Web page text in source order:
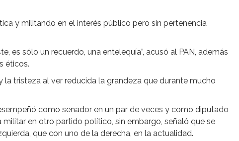
y militando en el interés público pero sin pertenencia
es sólo un recuerdo, una entelequía”, acusó al PAN, además
éticos.
la tristeza al ver reducida la grandeza que durante mucho
como senador en un par de veces y como diputado
en otro partido político, sin embargo, señaló que se
que con uno de la derecha, en la actualidad.